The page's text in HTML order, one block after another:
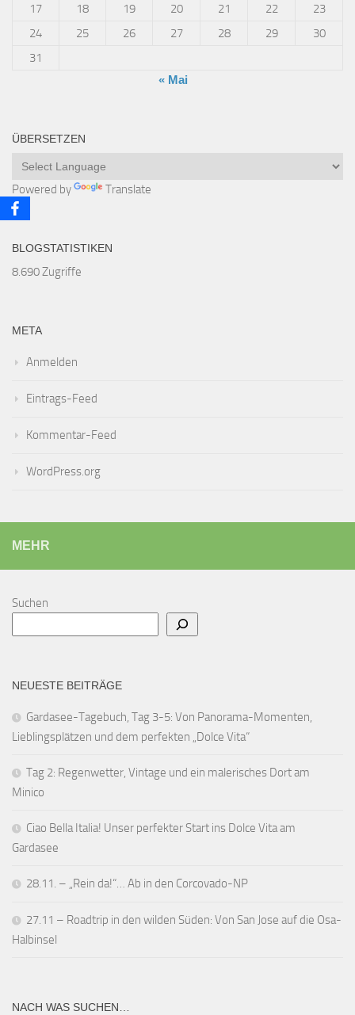
17
18 19 20 21 22
23
24
25 26 27 28 29
30
31
« Mai
ÜBERSETZEN
Powered by Translate
BLOGSTATISTIKEN
8.690 Zugriffe
META
Anmelden
Eintrags-Feed
Kommentar-Feed
WordPress.org
MEHR
Suchen
NEUESTE BEITRÄGE
Gardasee-Tagebuch, Tag 3-5: Von Panorama-Momenten,
Lieblingsplätzen und dem perfekten „Dolce Vita“
Tag 2: Regenwetter, Vintage und ein malerisches Dort am
Minico
Ciao Bella Italia! Unser perfekter Start ins Dolce Vita am
Gardasee
28.11. – „Rein da!“… Ab in den Corcovado-NP
27.11 – Roadtrip in den wilden Süden: Von San Jose auf die Osa-
Halbinsel
NACH WAS SUCHEN…